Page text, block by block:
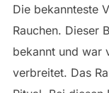
Die bekannteste
Rauchen. Dieser
bekannt und war
verbreitet. Das